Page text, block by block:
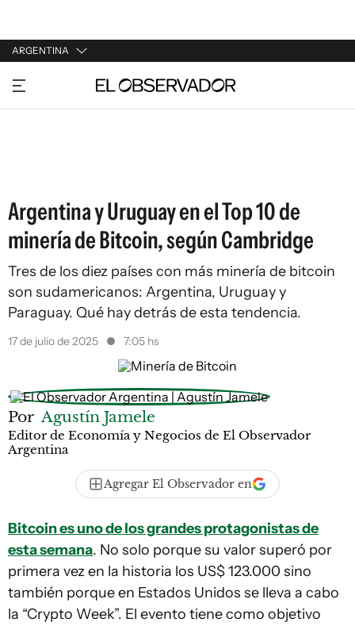
ARGENTINA
URUGUAY
ARGENTINA
Argentina y Uruguay en el Top 10 de
minería de Bitcoin, según Cambridge
Tres de los diez países con más minería de bitcoin
son sudamericanos: Argentina, Uruguay y
Paraguay. Qué hay detrás de esta tendencia.
17 de julio de 2025 7:05 hs
Por Agustín Jamele
Editor de Economía y Negocios de El Observador
Argentina
Agregar El Observador en
Bitcoin es uno de los grandes protagonistas de
esta semana. No solo porque su valor superó por
primera vez en la historia los US$ 123.000 sino
también porque en Estados Unidos se lleva a cabo
la “Crypto Week”. El evento tiene como objetivo